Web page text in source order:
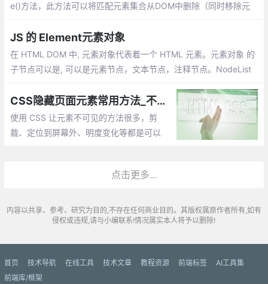
e()方法，此方法可以将匹配元素集合从DOM中删除（同时移除元
JS 的 Element元素对象
在 HTML DOM 中, 元素对象代表着一个 HTML 元素。元素对象 的
子节点可以是, 可以是元素节点，文本节点，注释节点。NodeList
CSS隐藏页面元素常用方法_不同场景下使用CSS隐藏元素
使用 CSS 让元素不可见的方法很多，剪
裁、定位到屏幕外、明度变化等都是可以
点击更多...
内容以共享、参考、研究为目的,不存在任何商业目的。其版权属原作者所有,如有
侵权或违规,请与小编联系!情况属实本人将予以删除!
首页 技术导航 在线工具 技术文章 教程资源 前端标签
AI工具集
前端库/框架